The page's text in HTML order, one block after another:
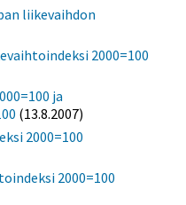
liikevaihdon
2000=100
ja
(13.8.2007)
2000=100
2000=100